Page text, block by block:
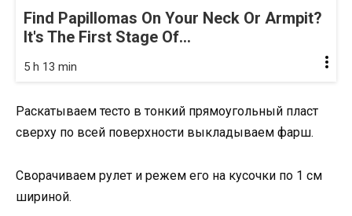
Find Papillomas On Your Neck Or Armpit?
It's The First Stage Of...
5 h 13 min
Раскатываем тесто в тонкий прямоугольный пласт
сверху по всей поверхности выкладываем фарш.
Сворачиваем рулет и режем его на кусочки по 1 см
шириной.